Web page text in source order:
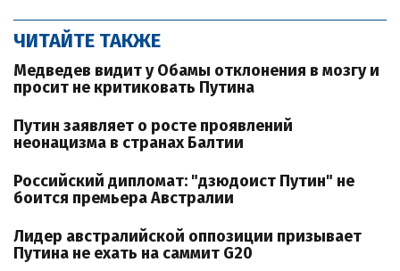
ЧИТАЙТЕ ТАКЖЕ
Медведев видит у Обамы отклонения в мозгу и
просит не критиковать Путина
Путин заявляет о росте проявлений
неонацизма в странах Балтии
Российский дипломат: "дзюдоист Путин" не
боится премьера Австралии
Лидер австралийской оппозиции призывает
Путина не ехать на саммит G20